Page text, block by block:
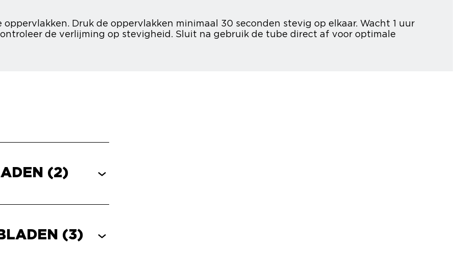
Druk de oppervlakken minimaal 30 seconden stevig op elkaar. Wacht 1 uur
de verlijming op stevigheid. Sluit na gebruik de tube direct af voor optimale
(2)
(3)